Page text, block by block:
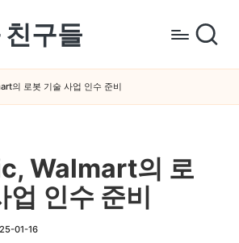
구들
의 로봇 기술 사업 인수 준비
Walmart의 로
업 인수 준비
01-16